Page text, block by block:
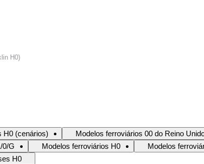
H0)
H0 (cenários) Modelos ferroviários 00 do Reino
0/G
Modelos ferroviários H0 Modelos
H0